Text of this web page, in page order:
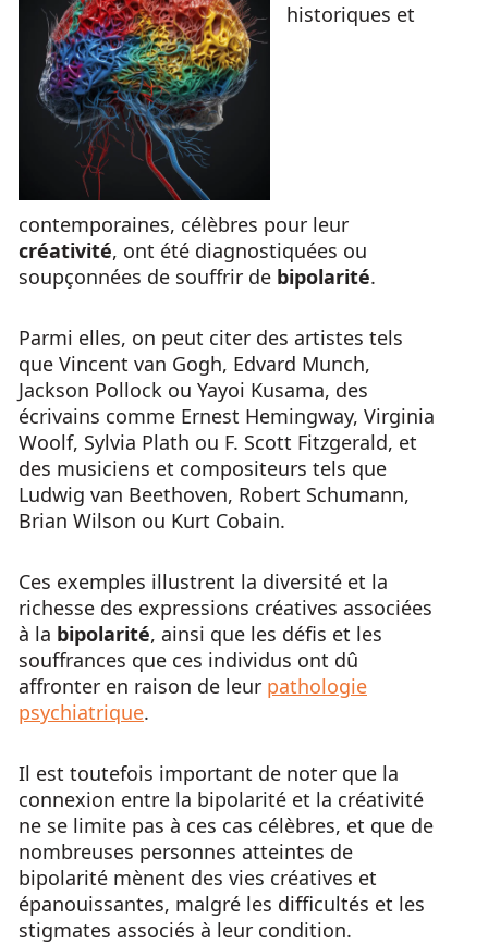
historiques et
contemporaines, célèbres pour leur
créativité, ont été diagnostiquées ou
soupçonnées de souffrir de bipolarité.
Parmi elles, on peut citer des artistes tels
que Vincent van Gogh, Edvard Munch,
Jackson Pollock ou Yayoi Kusama, des
écrivains comme Ernest Hemingway, Virginia
Woolf, Sylvia Plath ou F. Scott Fitzgerald, et
des musiciens et compositeurs tels que
Ludwig van Beethoven, Robert Schumann,
Brian Wilson ou Kurt Cobain.
Ces exemples illustrent la diversité et la
richesse des expressions créatives associées
à la bipolarité, ainsi que les défis et les
souffrances que ces individus ont dû
affronter en raison de leur pathologie
psychiatrique.
Il est toutefois important de noter que la
connexion entre la bipolarité et la créativité
ne se limite pas à ces cas célèbres, et que de
nombreuses personnes atteintes de
bipolarité mènent des vies créatives et
épanouissantes, malgré les difficultés et les
stigmates associés à leur condition.